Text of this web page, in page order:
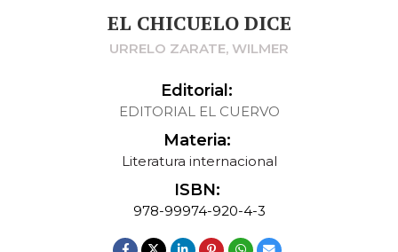
EL CHICUELO DICE
URRELO ZARATE, WILMER
Editorial:
EDITORIAL EL CUERVO
Materia:
Literatura internacional
ISBN:
978-99974-920-4-3